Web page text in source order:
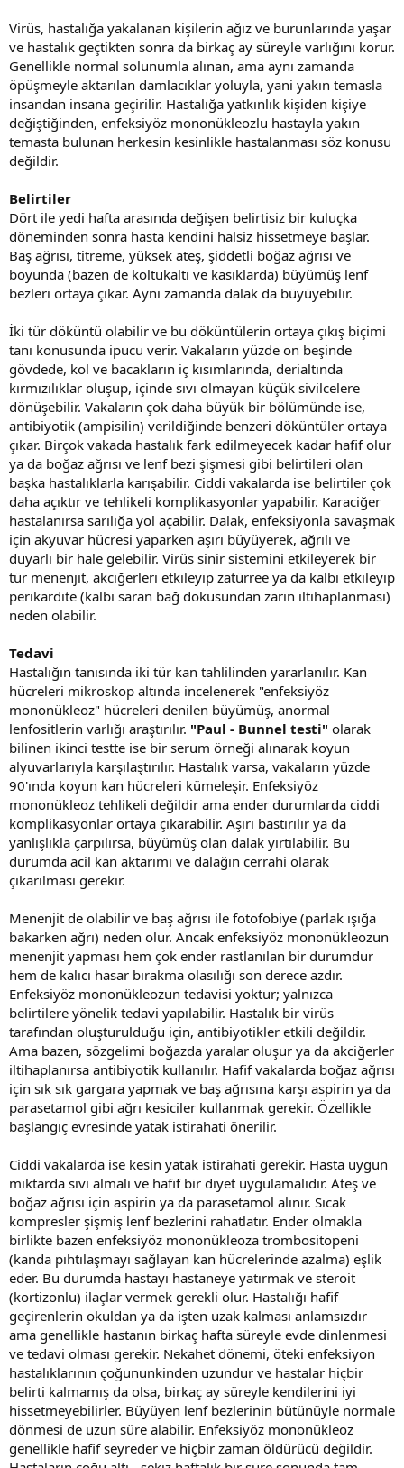
Virüs, hastalığa yakalanan kişilerin ağız ve burunlarında yaşar
ve hastalık geçtikten sonra da birkaç ay süreyle varlığını korur.
Genellikle normal solunumla alınan, ama aynı zamanda
öpüşmeyle aktarılan damlacıklar yoluyla, yani yakın temasla
insandan insana geçirilir. Hastalığa yatkınlık kişiden kişiye
değiştiğinden, enfeksiyöz mononükleozlu hastayla yakın
temasta bulunan herkesin kesinlikle hastalanması söz konusu
değildir.
Belirtiler
Dört ile yedi hafta arasında değişen belirtisiz bir kuluçka
döneminden sonra hasta kendini halsiz hissetmeye başlar.
Baş ağrısı, titreme, yüksek ateş, şiddetli boğaz ağrısı ve
boyunda (bazen de koltukaltı ve kasıklarda) büyümüş lenf
bezleri ortaya çıkar. Aynı zamanda dalak da büyüyebilir.
İki tür döküntü olabilir ve bu döküntülerin ortaya çıkış biçimi
tanı konusunda ipucu verir. Vakaların yüzde on beşinde
gövdede, kol ve bacakların iç kısımlarında, derialtında
kırmızılıklar oluşup, içinde sıvı olmayan küçük sivilcelere
dönüşebilir. Vakaların çok daha büyük bir bölümünde ise,
antibiyotik (ampisilin) verildiğinde benzeri döküntüler ortaya
çıkar. Birçok vakada hastalık fark edilmeyecek kadar hafif olur
ya da boğaz ağrısı ve lenf bezi şişmesi gibi belirtileri olan
başka hastalıklarla karışabilir. Ciddi vakalarda ise belirtiler çok
daha açıktır ve tehlikeli komplikasyonlar yapabilir. Karaciğer
hastalanırsa sarılığa yol açabilir. Dalak, enfeksiyonla savaşmak
için akyuvar hücresi yaparken aşırı büyüyerek, ağrılı ve
duyarlı bir hale gelebilir. Virüs sinir sistemini etkileyerek bir
tür menenjit, akciğerleri etkileyip zatürree ya da kalbi etkileyip
perikardite (kalbi saran bağ dokusundan zarın iltihaplanması)
neden olabilir.
Tedavi
Hastalığın tanısında iki tür kan tahlilinden yararlanılır. Kan
hücreleri mikroskop altında incelenerek "enfeksiyöz
mononükleoz" hücreleri denilen büyümüş, anormal
lenfositlerin varlığı araştırılır. "Paul - Bunnel testi" olarak
bilinen ikinci testte ise bir serum örneği alınarak koyun
alyuvarlarıyla karşılaştırılır. Hastalık varsa, vakaların yüzde
90'ında koyun kan hücreleri kümeleşir. Enfeksiyöz
mononükleoz tehlikeli değildir ama ender durumlarda ciddi
komplikasyonlar ortaya çıkarabilir. Aşırı bastırılır ya da
yanlışlıkla çarpılırsa, büyümüş olan dalak yırtılabilir. Bu
durumda acil kan aktarımı ve dalağın cerrahi olarak
çıkarılması gerekir.
Menenjit de olabilir ve baş ağrısı ile fotofobiye (parlak ışığa
bakarken ağrı) neden olur. Ancak enfeksiyöz mononükleozun
menenjit yapması hem çok ender rastlanılan bir durumdur
hem de kalıcı hasar bırakma olasılığı son derece azdır.
Enfeksiyöz mononükleozun tedavisi yoktur; yalnızca
belirtilere yönelik tedavi yapılabilir. Hastalık bir virüs
tarafından oluşturulduğu için, antibiyotikler etkili değildir.
Ama bazen, sözgelimi boğazda yaralar oluşur ya da akciğerler
iltihaplanırsa antibiyotik kullanılır. Hafif vakalarda boğaz ağrısı
için sık sık gargara yapmak ve baş ağrısına karşı aspirin ya da
parasetamol gibi ağrı kesiciler kullanmak gerekir. Özellikle
başlangıç evresinde yatak istirahati önerilir.
Ciddi vakalarda ise kesin yatak istirahati gerekir. Hasta uygun
miktarda sıvı almalı ve hafif bir diyet uygulamalıdır. Ateş ve
boğaz ağrısı için aspirin ya da parasetamol alınır. Sıcak
kompresler şişmiş lenf bezlerini rahatlatır. Ender olmakla
birlikte bazen enfeksiyöz mononükleoza trombositopeni
(kanda pıhtılaşmayı sağlayan kan hücrelerinde azalma) eşlik
eder. Bu durumda hastayı hastaneye yatırmak ve steroit
(kortizonlu) ilaçlar vermek gerekli olur. Hastalığı hafif
geçirenlerin okuldan ya da işten uzak kalması anlamsızdır
ama genellikle hastanın birkaç hafta süreyle evde dinlenmesi
ve tedavi olması gerekir. Nekahet dönemi, öteki enfeksiyon
hastalıklarının çoğununkinden uzundur ve hastalar hiçbir
belirti kalmamış da olsa, birkaç ay süreyle kendilerini iyi
hissetmeyebilirler. Büyüyen lenf bezlerinin bütünüyle normale
dönmesi de uzun süre alabilir. Enfeksiyöz mononükleoz
genellikle hafif seyreder ve hiçbir zaman öldürücü değildir.